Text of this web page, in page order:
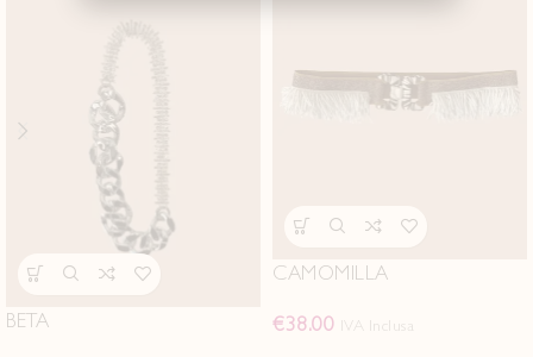
BETA
CAMOMILLA
€38.00